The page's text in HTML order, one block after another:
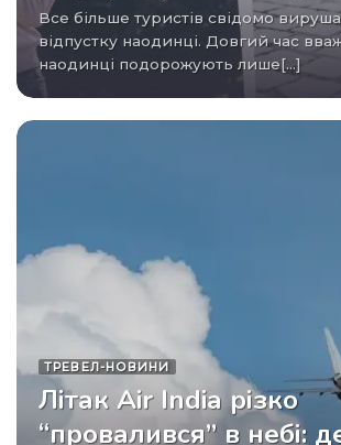
Все більше туристів свідомо вирушають у
відпустку наодинці. Довгий час
наодинці подорожують лише[...]
ТРЕВЕЛ-НОВИНИ
Літак Air India різко
“провалився” в небі: